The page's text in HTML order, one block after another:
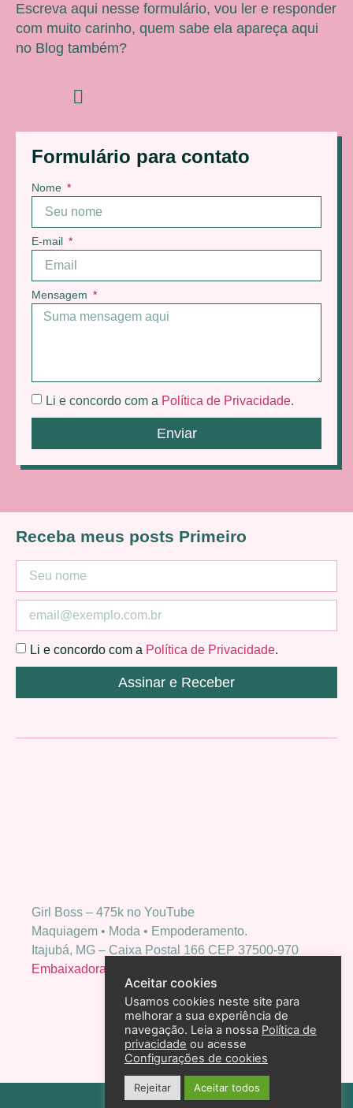
Formulário para contato
Nome
E-mail
Mensagem
Li e concordo com a Política de Privacidade
Enviar
Escreva aqui nesse formulário, vou ler e responder
com muito carinho, quem sabe ela apareça aqui
no Blog também?
Girl Boss – 475k no YouTube
Maquiagem • Moda • Empoderamento.
Itajubá, MG – Caixa Postal 166 CEP 37500-970
Embaixadora Bio Extratus
Receba meus posts Primeiro
Li e concordo com a Política de Privacidade
Assinar e Receber
Política de privacidade
Aceitar cookies
Usamos cookies neste site para
melhorar a sua experiência de
navegação. Leia a nossa Política de
privacidade ou acesse
Configurações de cookies
Rejeitar Aceitar todos